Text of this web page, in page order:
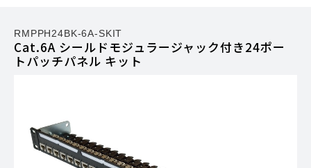
RMPPH24BK-6A-SKIT
Cat.6A シールドモジュラージャック付き24ポー
トパッチパネル キット